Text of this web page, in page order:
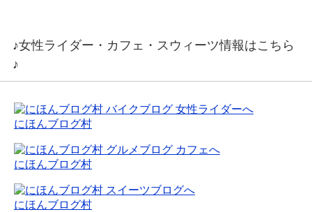
♪女性ライダー・カフェ・スウィーツ情報はこちら
♪
にほんブログ村
にほんブログ村
にほんブログ村